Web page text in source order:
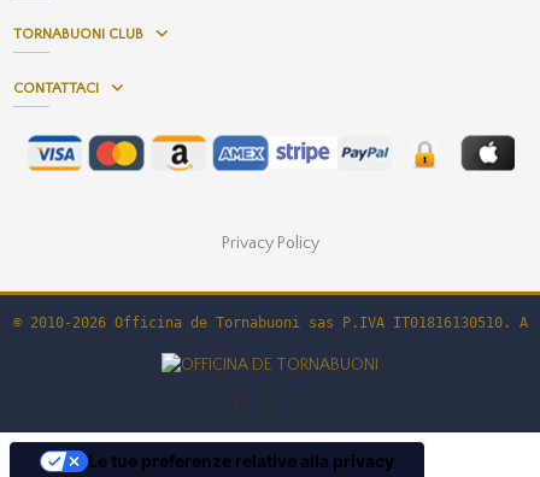
TORNABUONI CLUB
CONTATTACI
Privacy Policy
© 2010-2026 Officina de Tornabuoni sas P.IVA IT01816130510.
Le tue preferenze relative alla privacy